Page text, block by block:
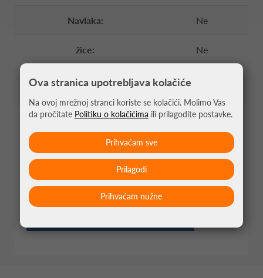
Navlaka: Ne
žice: Ne
PERFORMANSE
KONTROLA
Ova stranica upotrebljava kolačiće
Na ovoj mrežnoj stranci koriste se kolačići. Molimo Vas
da pročitate Politiku o kolačićima ili prilagodite postavke.
Prihvaćam nužne
Prilagodi
Prihvaćam sve